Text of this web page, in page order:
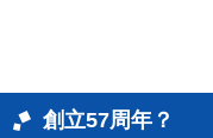
創立57周年？